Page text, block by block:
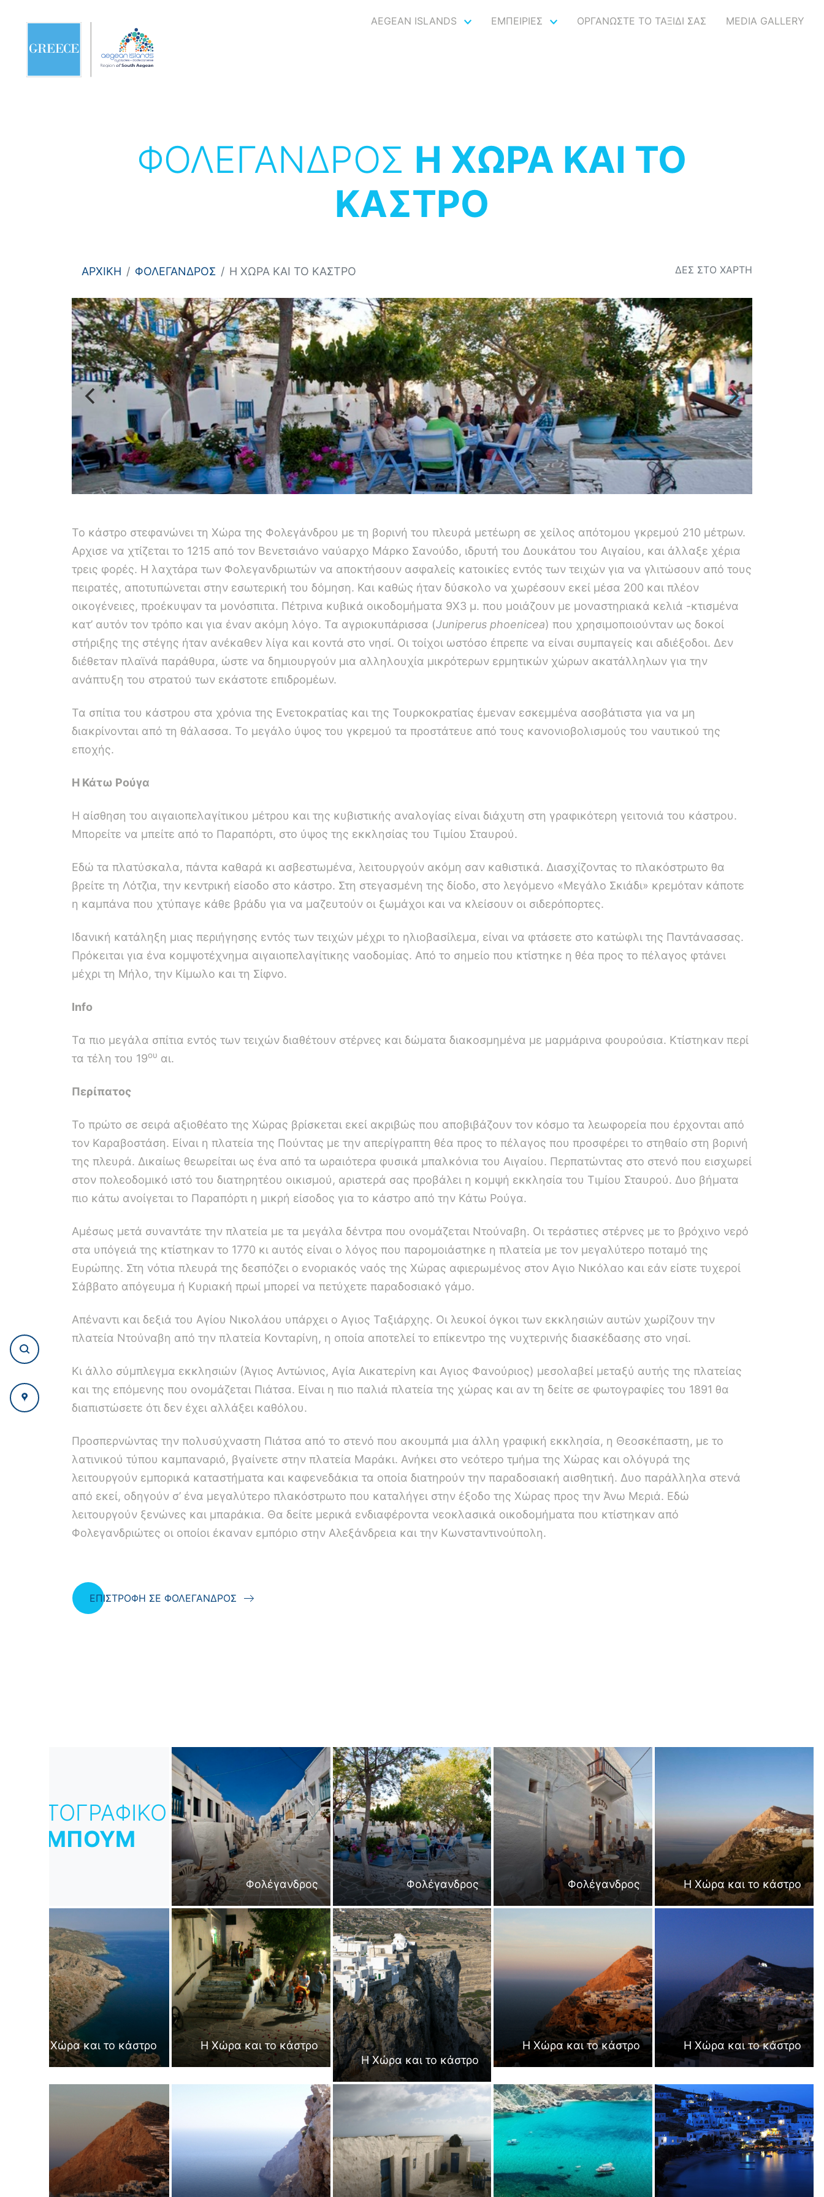
AEGEAN ISLANDS ΕΜΠΕΙΡΙΕΣ ΟΡΓΑΝΩΣΤΕ ΤΟ ΤΑΞΙΔΙ ΣΑΣ MEDIA GALLERY
ΦΟΛΕΓΑΝΔΡΟΣ Η ΧΩΡΑ ΚΑΙ ΤΟ
ΚΑΣΤΡΟ
ΑΡΧΙΚΗ ΦΟΛΕΓΑΝΔΡΟΣ Η ΧΩΡΑ ΚΑΙ ΤΟ ΚΑΣΤΡΟ ΔΕΣ ΣΤΟ ΧΑΡΤΗ
Το κάστρο στεφανώνει τη Χώρα της Φολεγάνδρου με τη βορινή του πλευρά μετέωρη σε χείλος απότομου γκρεμού 210 μέτρων.
Αρχισε να χτίζεται το 1215 από τον Βενετσιάνο ναύαρχο Μάρκο Σανούδο, ιδρυτή του Δουκάτου του Αιγαίου, και άλλαξε χέρια
τρεις φορές. Η λαχτάρα των Φολεγανδριωτών να αποκτήσουν ασφαλείς κατοικίες εντός των τειχών για να γλιτώσουν από τους
πειρατές, αποτυπώνεται στην εσωτερική του δόμηση. Και καθώς ήταν δύσκολο να χωρέσουν εκεί μέσα 200 και πλέον
οικογένειες, προέκυψαν τα μονόσπιτα. Πέτρινα κυβικά οικοδομήματα 9Χ3 μ. που μοιάζουν με μοναστηριακά κελιά -κτισμένα
κατ’ αυτόν τον τρόπο και για έναν ακόμη λόγο. Τα αγριοκυπάρισσα (Juniperus phoenicea) που χρησιμοποιούνταν ως δοκοί
στήριξης της στέγης ήταν ανέκαθεν λίγα και κοντά στο νησί. Οι τοίχοι ωστόσο έπρεπε να είναι συμπαγείς και αδιέξοδοι. Δεν
διέθεταν πλαϊνά παράθυρα, ώστε να δημιουργούν μια αλληλουχία μικρότερων ερμητικών χώρων ακατάλληλων για την
ανάπτυξη του στρατού των εκάστοτε επιδρομέων.
Τα σπίτια του κάστρου στα χρόνια της Ενετοκρατίας και της Τουρκοκρατίας έμεναν εσκεμμένα ασοβάτιστα για να μη
διακρίνονται από τη θάλασσα. Το μεγάλο ύψος του γκρεμού τα προστάτευε από τους κανονιοβολισμούς του ναυτικού της
εποχής.
Η Κάτω Ρούγα
Η αίσθηση του αιγαιοπελαγίτικου μέτρου και της κυβιστικής αναλογίας είναι διάχυτη στη γραφικότερη γειτονιά του κάστρου.
Μπορείτε να μπείτε από το Παραπόρτι, στο ύψος της εκκλησίας του Τιμίου Σταυρού.
Εδώ τα πλατύσκαλα, πάντα καθαρά κι ασβεστωμένα, λειτουργούν ακόμη σαν καθιστικά. Διασχίζοντας το πλακόστρωτο θα
βρείτε τη Λότζια, την κεντρική είσοδο στο κάστρο. Στη στεγασμένη της δίοδο, στο λεγόμενο «Μεγάλο Σκιάδι» κρεμόταν κάποτε
η καμπάνα που χτύπαγε κάθε βράδυ για να μαζευτούν οι ξωμάχοι και να κλείσουν οι σιδερόπορτες.
Ιδανική κατάληξη μιας περιήγησης εντός των τειχών μέχρι το ηλιοβασίλεμα, είναι να φτάσετε στο κατώφλι της Παντάνασσας.
Πρόκειται για ένα κομψοτέχνημα αιγαιοπελαγίτικης ναοδομίας. Από το σημείο που κτίστηκε η θέα προς το πέλαγος φτάνει
μέχρι τη Μήλο, την Κίμωλο και τη Σίφνο.
Info
Τα πιο μεγάλα σπίτια εντός των τειχών διαθέτουν στέρνες και δώματα διακοσμημένα με μαρμάρινα φουρούσια. Κτίστηκαν περί
τα τέλη του 19ου αι.
Περίπατος
Το πρώτο σε σειρά αξιοθέατο της Χώρας βρίσκεται εκεί ακριβώς που αποβιβάζουν τον κόσμο τα λεωφορεία που έρχονται από
τον Καραβοστάση. Είναι η πλατεία της Πούντας με την απερίγραπτη θέα προς το πέλαγος που προσφέρει το στηθαίο στη βορινή
της πλευρά. Δικαίως θεωρείται ως ένα από τα ωραιότερα φυσικά μπαλκόνια του Αιγαίου. Περπατώντας στο στενό που εισχωρεί
στον πολεοδομικό ιστό του διατηρητέου οικισμού, αριστερά σας προβάλει η κομψή εκκλησία του Τιμίου Σταυρού. Δυο βήματα
πιο κάτω ανοίγεται το Παραπόρτι η μικρή είσοδος για το κάστρο από την Κάτω Ρούγα.
Αμέσως μετά συναντάτε την πλατεία με τα μεγάλα δέντρα που ονομάζεται Ντούναβη. Οι τεράστιες στέρνες με το βρόχινο νερό
στα υπόγειά της κτίστηκαν το 1770 κι αυτός είναι ο λόγος που παρομοιάστηκε η πλατεία με τον μεγαλύτερο ποταμό της
Ευρώπης. Στη νότια πλευρά της δεσπόζει ο ενοριακός ναός της Χώρας αφιερωμένος στον Αγιο Νικόλαο και εάν είστε τυχεροί
Σάββατο απόγευμα ή Κυριακή πρωί μπορεί να πετύχετε παραδοσιακό γάμο.
Απέναντι και δεξιά του Αγίου Νικολάου υπάρχει ο Αγιος Ταξιάρχης. Οι λευκοί όγκοι των εκκλησιών αυτών χωρίζουν την
πλατεία Ντούναβη από την πλατεία Κονταρίνη, η οποία αποτελεί το επίκεντρο της νυχτερινής διασκέδασης στο νησί.
Κι άλλο σύμπλεγμα εκκλησιών (Άγιος Αντώνιος, Αγία Αικατερίνη και Αγιος Φανούριος) μεσολαβεί μεταξύ αυτής της πλατείας
και της επόμενης που ονομάζεται Πιάτσα. Είναι η πιο παλιά πλατεία της χώρας και αν τη δείτε σε φωτογραφίες του 1891 θα
διαπιστώσετε ότι δεν έχει αλλάξει καθόλου.
Προσπερνώντας την πολυσύχναστη Πιάτσα από το στενό που ακουμπά μια άλλη γραφική εκκλησία, η Θεοσκέπαστη, με το
λατινικού τύπου καμπαναριό, βγαίνετε στην πλατεία Μαράκι. Ανήκει στο νεότερο τμήμα της Χώρας και ολόγυρά της
λειτουργούν εμπορικά καταστήματα και καφενεδάκια τα οποία διατηρούν την παραδοσιακή αισθητική. Δυο παράλληλα στενά
από εκεί, οδηγούν σ’ ένα μεγαλύτερο πλακόστρωτο που καταλήγει στην έξοδο της Χώρας προς την Άνω Μεριά. Εδώ
λειτουργούν ξενώνες και μπαράκια. Θα δείτε μερικά ενδιαφέροντα νεοκλασικά οικοδομήματα που κτίστηκαν από
Φολεγανδριώτες οι οποίοι έκαναν εμπόριο στην Αλεξάνδρεια και την Κωνσταντινούπολη.
ΕΠΙΣΤΡΟΦΗ ΣΕ ΦΟΛΕΓΑΝΔΡΟΣ
ΦΩΤΟΓΡΑΦΙΚΟ
ΑΛΜΠΟΥΜ
Φολέγανδρος Φολέγανδρος Φολέγανδρος Η Χώρα και το κάστρο
Η Χώρα και το κάστρο
Η Χώρα και το κάστρο
Η Χώρα και το κάστρο
Η Χώρα και το κάστρο Η Χώρα και το κάστρο